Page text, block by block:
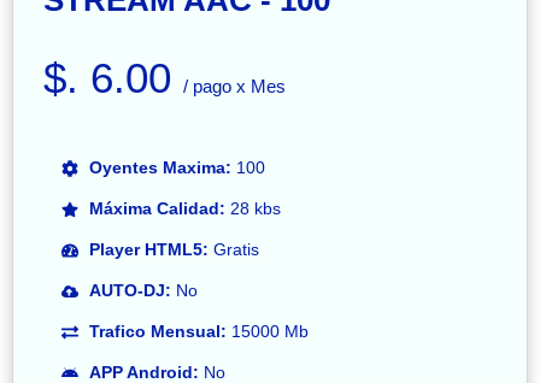
$. 6.00 / pago x Mes
Oyentes Maxima: 100
Máxima Calidad: 28 kbs
Player HTML5: Gratis
AUTO-DJ: No
Trafico Mensual: 15000 Mb
APP Android: No